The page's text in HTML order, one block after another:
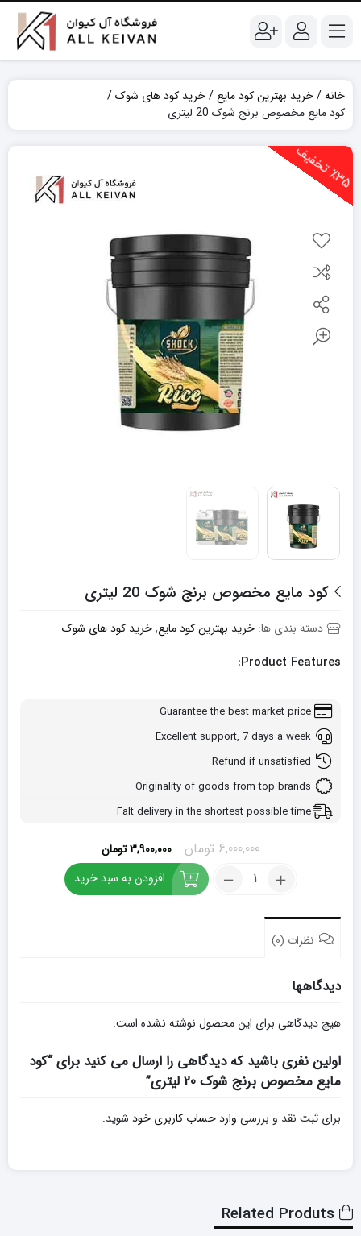
خانه خرید بهترین کود مایع
خرید کود های شوک
کود مایع مخصوص برنج شوک 20 لیتری
٪3
5
ت
خ
ف
یف
کود مایع مخصوص برنج شوک 20 لیتری
دسته بندی ها: خرید بهترین کود مایع,خرید کود های شوک
Product Features:
Guarantee the best market price
Excellent support, 7 days a week
Refund if unsatisfied
Originality of goods from top brands
Falt delivery in the shortest possible time
6,000,000 تومان
قیمت
اصلی:
6,000,000 تومان
بود.
3,900,000تومان
فعلی:
3,900,000 تومان.
کود
مایع
برنج
افزودن به سبد خرید
نظرات (0)
دیدگاهها
هیچ دیدگاهی برای این محصول نوشته نشده است.
اولین نفری باشید که دیدگاهی را ارسال می کنید برای “کود
مایع مخصوص برنج شوک 20 لیتری”
برای ثبت نقد و بررسی وارد حساب کاربری خود شوید.